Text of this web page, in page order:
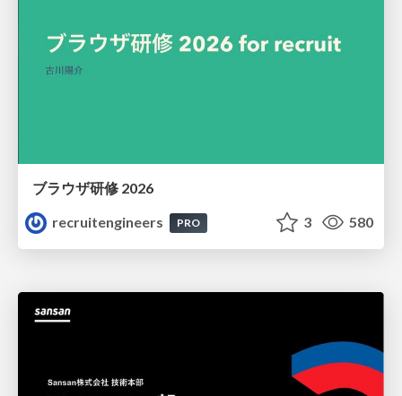
ブラウザ研修 2026
recruitengineers
PRO 3 580